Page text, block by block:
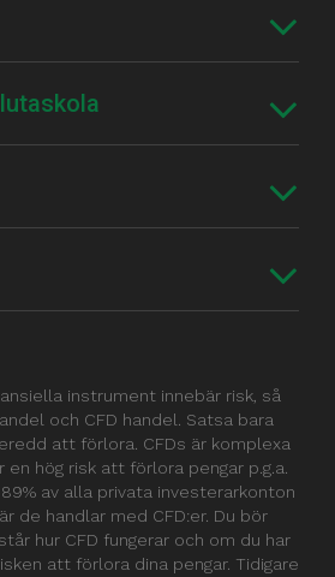
instrument innebär risk, så
och CFD handel. Satsa bara
att förlora. CFDs är komplexa
hög risk att förlora pengar p.g.a.
av alla privata investerarkonton
de handlar med CFD:er. Du bör
hur CFD fungerar och om du har
att förlora dina pengar. Tidigare